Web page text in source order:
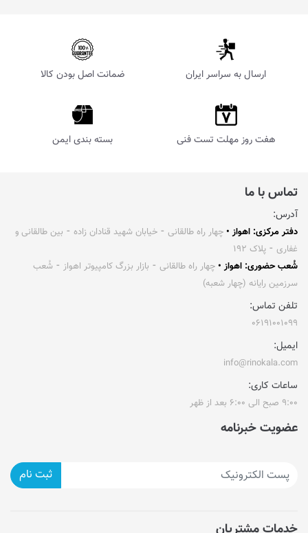
ارسال به سراسر ایران ضمانت اصل بودن کالا
هفت روز مهلت تست فنی بسته بندی ایمن
تماس با ما
آدرس:
دفتر مرکزی: اهواز • چهار راه طالقانی ⁃ خیابان شهید قنادان زاده ⁃ بین طالقانی و
غفاری ⁃ پلاک ۱۹۲
شُعب حضوری: اهواز • چهار راه طالقانی ⁃ بازار بزرگ کامپیوتر اهواز ⁃ شُعب
سرزمین رایانه (چهار شعبه)
تلفن تماس:
۰۶۱۹۱۰۰۱۰۹۹
ایمیل:
info@rinokala.com
ساعات کاری:
۹:۰۰ صبح الی ۶:۰۰ بعد از ظهر
عضویت خبرنامه
ثبت نام